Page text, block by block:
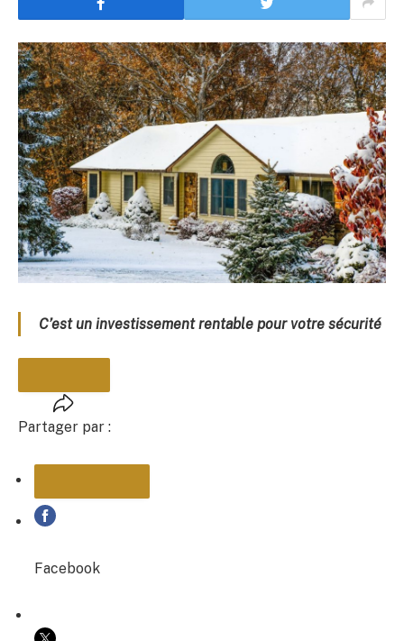
C’est un investissement rentable pour votre sécurité
Partager par :
COPIER LE LIEN
Facebook